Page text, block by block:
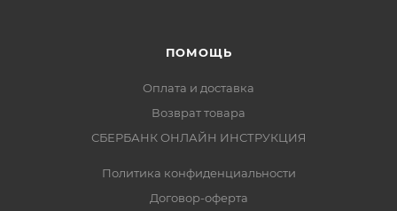
ПОМОЩЬ
Оплата и доставка
Возврат товара
СБЕРБАНК ОНЛАЙН ИНСТРУКЦИЯ
Политика конфиденциальности
Договор-оферта